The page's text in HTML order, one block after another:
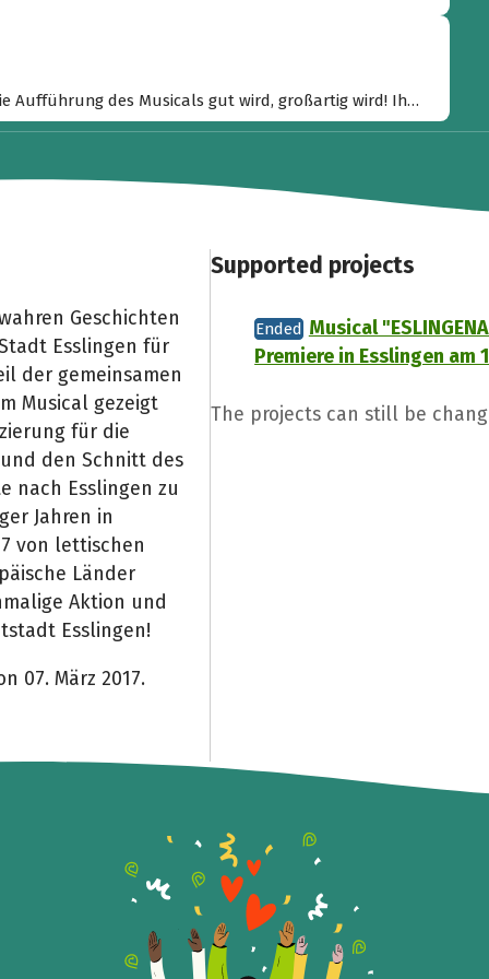
Aufführung des Musicals gut wird, großartig wird! Ihr
Geschichten
Esslingen für
der gemeinsamen
Musical gezeigt
für die
den Schnitt des
nach Esslingen zu
Jahren in
von lettischen
Länder
Aktion und
Esslingen!
07. März 2017.
Supported projects
Ended Musical
Premiere in Esslingen am
The projects can still be
Help to collect more donations!
WhatsApp Messenger